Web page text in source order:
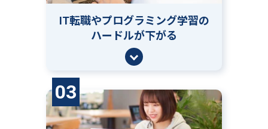
IT転職やプログラミング学習の
ハードルが下がる
03